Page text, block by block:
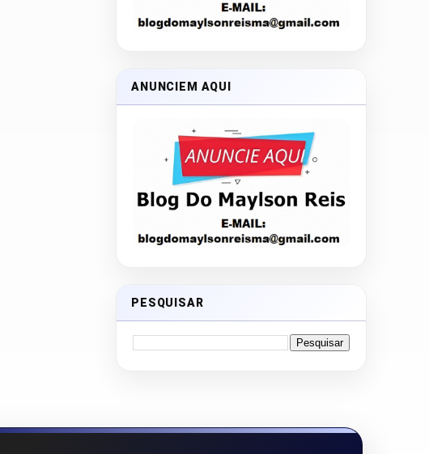
ANUNCIEM AQUI
PESQUISAR